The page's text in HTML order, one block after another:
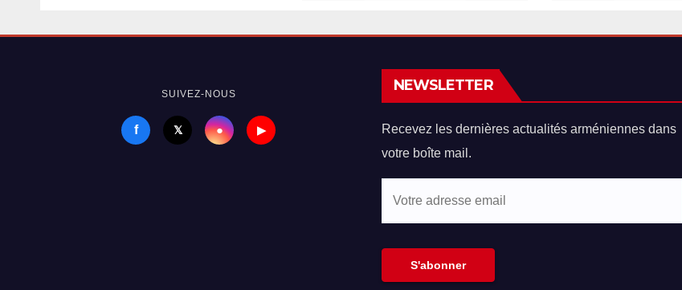
selon Ghazaryan
SUIVEZ-NOUS
f 𝕏 ● ▶
NEWSLETTER
Recevez les dernières actualités arméniennes dans
votre boîte mail.
S'abonner